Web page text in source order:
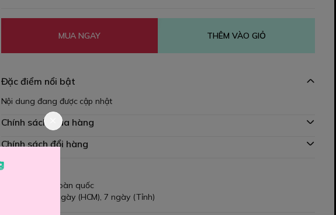
MUA NGAY THÊM VÀO GIỎ
Đặc điểm nổi bật
Nội dung đang được cập nhật
Chính sách mua hàng
Chính sách đổi hàng
Giao hàng toàn quốc
Đổi hàng 3 ngày (HCM), 7 ngày (Tỉnh)